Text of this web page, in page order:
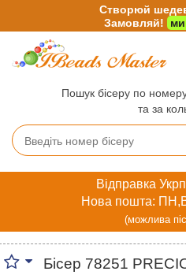
Пошук бісеру по
та за
Відправка
Нова пошта:
(можлива
Бісер 78251
Створюй
Замовляй!